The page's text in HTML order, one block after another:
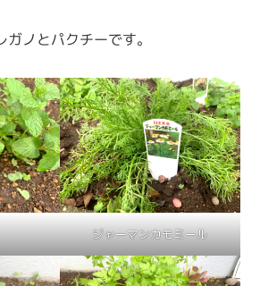
ノとパクチーです。
ジャーマンカモミール